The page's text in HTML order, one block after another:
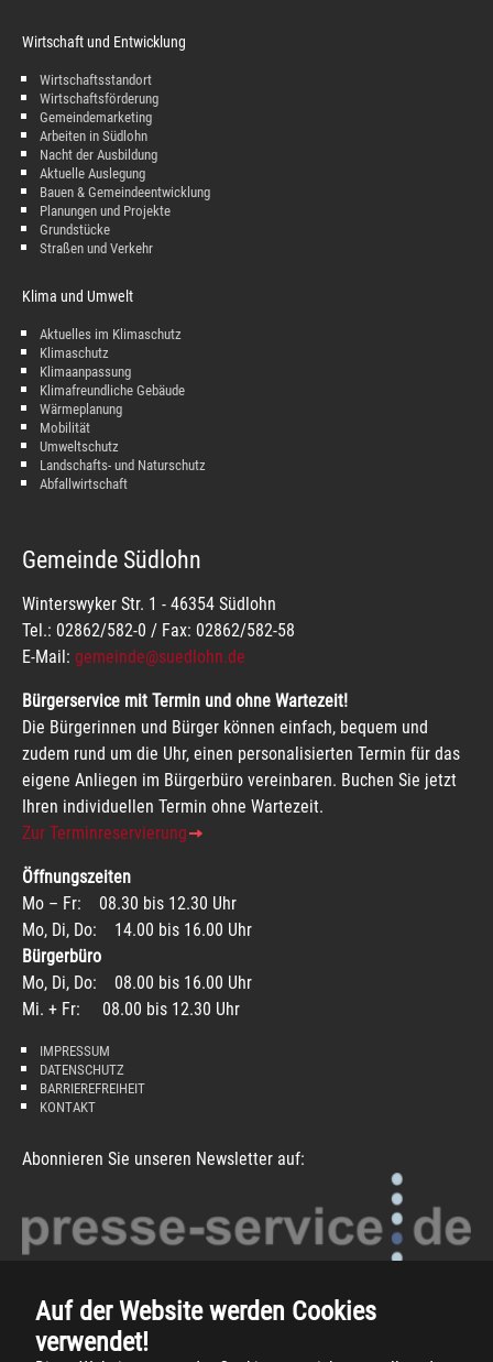
Auf der Website werden Cookies
verwendet!
Wirtschaft und Entwicklung
Wirtschaftsstandort
Wirtschaftsförderung
Gemeindemarketing
Arbeiten in Südlohn
Nacht der Ausbildung
Aktuelle Auslegung
Bauen & Gemeindeentwicklung
Planungen und Projekte
Grundstücke
Straßen und Verkehr
Klima und Umwelt
Aktuelles im Klimaschutz
Klimaschutz
Klimaanpassung
Klimafreundliche Gebäude
Wärmeplanung
Mobilität
Umweltschutz
Landschafts- und Naturschutz
Abfallwirtschaft
Gemeinde Südlohn
Winterswyker Str. 1 - 46354 Südlohn
Tel.: 02862/582-0 / Fax: 02862/582-58
E-Mail: gemeinde@suedlohn.de
Bürgerservice mit Termin und ohne Wartezeit!
Die Bürgerinnen und Bürger können einfach, bequem und
zudem rund um die Uhr, einen personalisierten Termin für das
eigene Anliegen im Bürgerbüro vereinbaren. Buchen Sie jetzt
Ihren individuellen Termin ohne Wartezeit.
Zur Terminreservierung
Öffnungszeiten
Mo – Fr: 08.30 bis 12.30 Uhr
Mo, Di, Do: 14.00 bis 16.00 Uhr
Bürgerbüro
Mo, Di, Do: 08.00 bis 16.00 Uhr
Mi. + Fr: 08.00 bis 12.30 Uhr
IMPRESSUM
DATENSCHUTZ
BARRIEREFREIHEIT
KONTAKT
Abonnieren Sie unseren Newsletter auf: